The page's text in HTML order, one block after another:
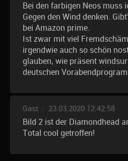
Bei den farbigen Neos muss
Gegen den Wind denken.
bei Amazon prime.
Ist zwar mit viel
irgendwie auch so schön
glauben, wie präsent
deutschen
Gast 23.03.2020 12:42:58
Bild 2 ist der Diamondhead
Total cool getroffen!